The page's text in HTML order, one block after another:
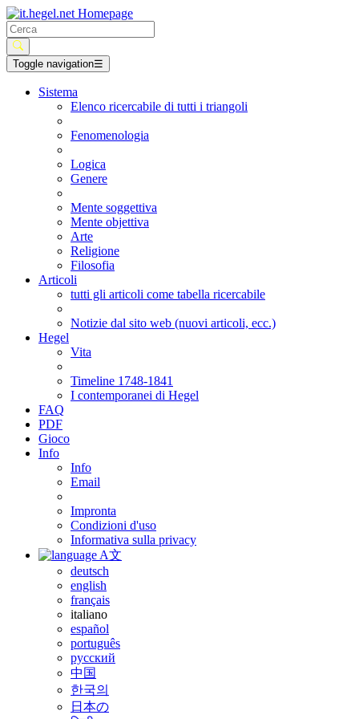
Toggle navigation☰
Sistema
Elenco ricercabile di tutti i triangoli
Fenomenologia
Logica
Genere
Mente soggettiva
Mente objettiva
Arte
Religione
Filosofia
Articoli
tutti gli articoli come tabella ricercabile
Notizie dal sito web (nuovi articoli, ecc.)
Hegel
Vita
Timeline 1748-1841
I contemporanei di Hegel
FAQ
PDF
Gioco
Info
Info
Email
Impronta
Condizioni d'uso
Informativa sulla privacy
A文
deutsch
english
français
italiano
español
português
русский
中国
한국의
日本の